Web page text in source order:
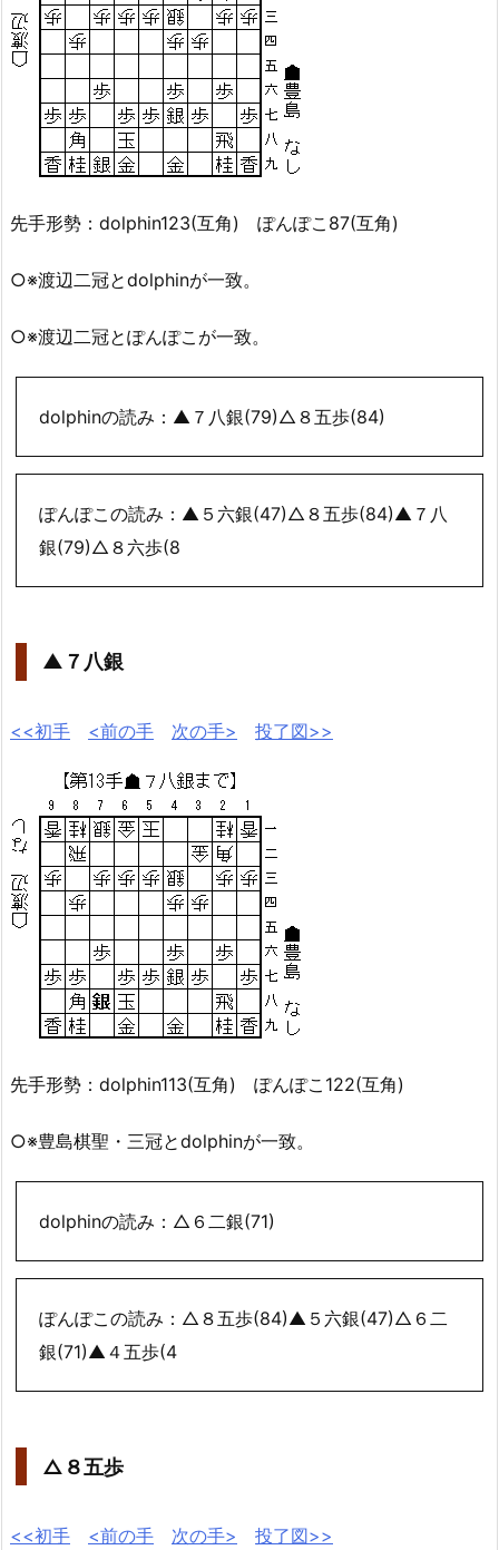
先手形勢：dolphin123(互角) ぽんぽこ87(互角)
○※渡辺二冠とdolphinが一致。
○※渡辺二冠とぽんぽこが一致。
dolphinの読み：▲７八銀(79)△８五歩(84)
ぽんぽこの読み：▲５六銀(47)△８五歩(84)▲７八
銀(79)△８六歩(8
▲７八銀
<<初手 <前の手 次の手> 投了図>>
先手形勢：dolphin113(互角) ぽんぽこ122(互角)
○※豊島棋聖・三冠とdolphinが一致。
dolphinの読み：△６二銀(71)
ぽんぽこの読み：△８五歩(84)▲５六銀(47)△６二
銀(71)▲４五歩(4
△８五歩
<<初手 <前の手 次の手> 投了図>>